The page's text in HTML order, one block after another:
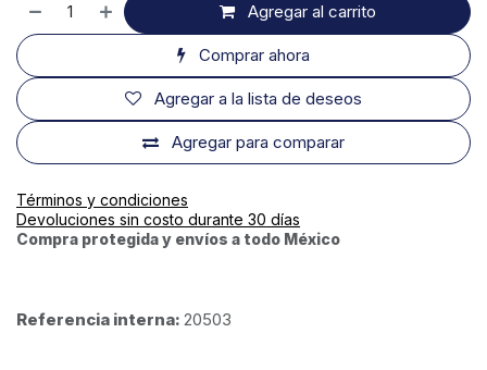
Agregar al carrito
Comprar ahora
Agregar para comparar
Agregar a la lista de deseos
Términos y condiciones
Devoluciones sin costo durante 30 días
Compra protegida y envíos a todo México
Referencia interna: 20503